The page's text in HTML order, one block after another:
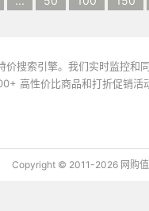
搜索引擎。我们实时监控和
高性价比商品和打折促销
Copyright © 2011-2026 网购